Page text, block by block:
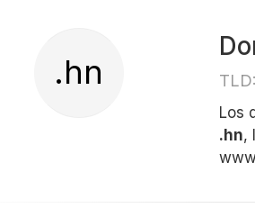
.hn
Los
.hn,